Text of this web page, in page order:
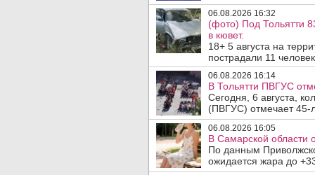
06.08.2026 16:32
(фото) Под Тольятти
в кювет.
18+ 5 августа на
пострадали 11
06.08.2026 16:14
В Тольятти ПВГУС
Сегодня, 6 августа,
(ПВГУС) отмечает 45-
06.08.2026 16:05
В Самарской области
По данным
ожидается жара до